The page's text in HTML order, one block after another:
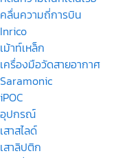
คลื่นความถี่การบิน
Inrico
เม้าท์เหล็ก
เครื่องมือวัดสายอากาศ
Saramonic
iPOC
อุปกรณ์
เสาสไลด์
เสาลิปติก